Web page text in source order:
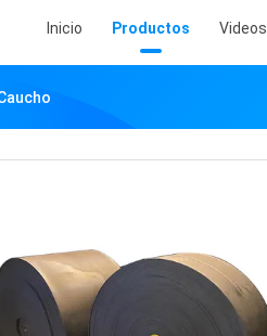
Inicio Productos Videos